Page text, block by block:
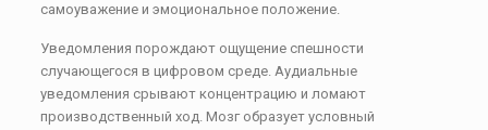
самоуважение и эмоциональное положение.
Уведомления порождают ощущение спешности
случающегося в цифровом среде. Аудиальные
уведомления срывают концентрацию и ломают
производственный ход. Мозг образует условный